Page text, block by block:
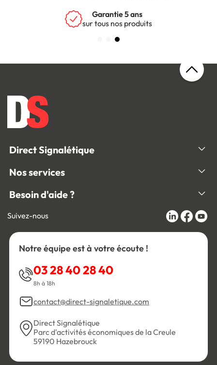
Garantie 5 ans
sur tous nos produits
Direct Signalétique
Nos services
Besoin d'aide ?
Suivez-nous
Notre équipe est à votre écoute !
03 28 40 28 40
8h à 18h
contact@direct-signaletique.com
Direct Signalétique
Parc d'activités économiques de la Creule
59190 Hazebrouck